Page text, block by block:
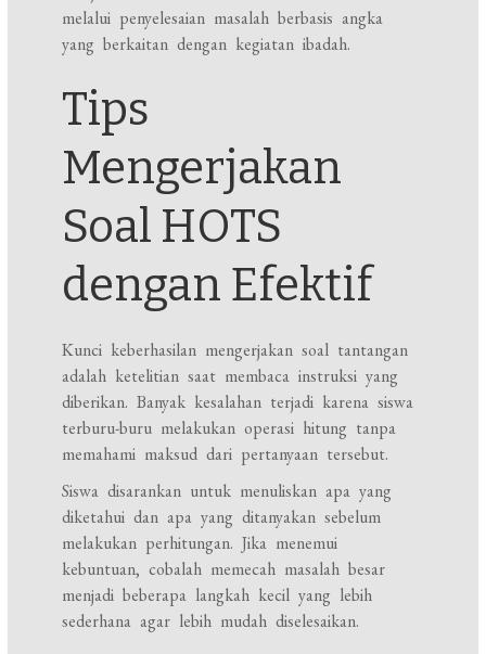
melalui penyelesaian masalah berbasis angka
yang berkaitan dengan kegiatan ibadah.
Tips
Mengerjakan
Soal HOTS
dengan Efektif
Kunci keberhasilan mengerjakan soal tantangan
adalah ketelitian saat membaca instruksi yang
diberikan. Banyak kesalahan terjadi karena siswa
terburu-buru melakukan operasi hitung tanpa
memahami maksud dari pertanyaan tersebut.
Siswa disarankan untuk menuliskan apa yang
diketahui dan apa yang ditanyakan sebelum
melakukan perhitungan. Jika menemui
kebuntuan, cobalah memecah masalah besar
menjadi beberapa langkah kecil yang lebih
sederhana agar lebih mudah diselesaikan.